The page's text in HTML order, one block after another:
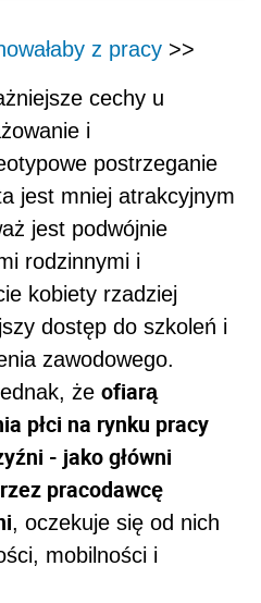
z pracy >>
cechy u
i
postrzeganie
jest mniej atrakcyjnym
jest podwójnie
rodzinnymi i
kobiety rzadziej
dostęp do szkoleń i
zawodowego.
że ofiarą
płci na rynku pracy
- jako główni
pracodawcę
, oczekuje się od nich
mobilności i